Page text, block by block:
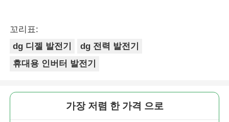
꼬리표:
dg 디젤 발전기
dg 전력 발전기
휴대용 인버터 발전기
가장 저렴 한 가격 으로